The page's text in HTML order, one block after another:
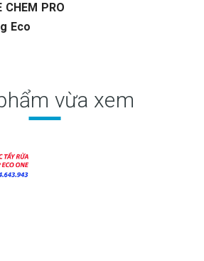
CHEM PRO
Eco
vừa xem